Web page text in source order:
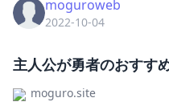
moguroweb
2022-10-04
主人公が勇者のおすす
moguro.site